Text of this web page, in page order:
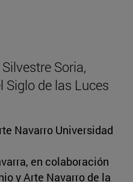
Soria,
de las Luces
Navarro Universidad
en colaboración
y Arte Navarro de la